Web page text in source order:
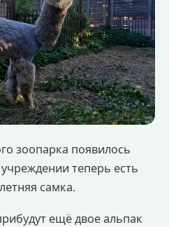
зоопарка появилось
теперь есть
самка.
ещё двое альпак